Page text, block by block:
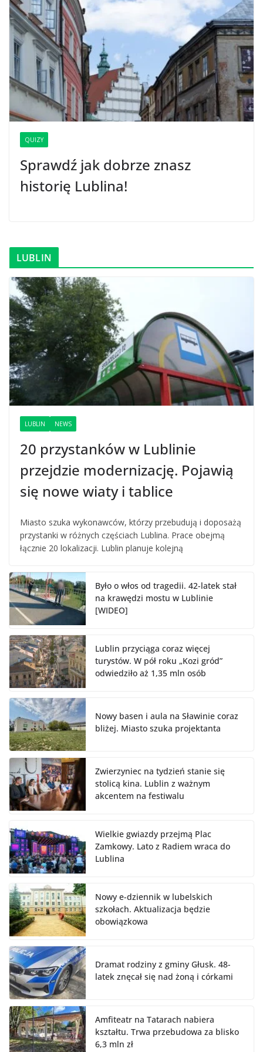
QUIZY
Sprawdź jak dobrze znasz
historię Lublina!
LUBLIN
LUBLIN NEWS
20 przystanków w Lublinie
przejdzie modernizację. Pojawią
się nowe wiaty i tablice
Miasto szuka wykonawców, którzy przebudują i doposażą
przystanki w różnych częściach Lublina. Prace obejmą
łącznie 20 lokalizacji. Lublin planuje kolejną
Było o włos od tragedii. 42-latek stał
na krawędzi mostu w Lublinie
[WIDEO]
Lublin przyciąga coraz więcej
turystów. W pół roku „Kozi gród”
odwiedziło aż 1,35 mln osób
Nowy basen i aula na Sławinie coraz
bliżej. Miasto szuka projektanta
Zwierzyniec na tydzień stanie się
stolicą kina. Lublin z ważnym
akcentem na festiwalu
Wielkie gwiazdy przejmą Plac
Zamkowy. Lato z Radiem wraca do
Lublina
Nowy e-dziennik w lubelskich
szkołach. Aktualizacja będzie
obowiązkowa
Dramat rodziny z gminy Głusk. 48-
latek znęcał się nad żoną i córkami
Amfiteatr na Tatarach nabiera
kształtu. Trwa przebudowa za blisko
6,3 mln zł